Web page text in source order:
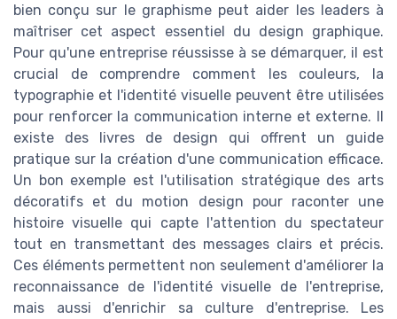
bien conçu sur le graphisme peut aider les leaders à
maîtriser cet aspect essentiel du design graphique.
Pour qu'une entreprise réussisse à se démarquer, il est
crucial de comprendre comment les couleurs, la
typographie et l'identité visuelle peuvent être utilisées
pour renforcer la communication interne et externe. Il
existe des livres de design qui offrent un guide
pratique sur la création d'une communication efficace.
Un bon exemple est l'utilisation stratégique des arts
décoratifs et du motion design pour raconter une
histoire visuelle qui capte l'attention du spectateur
tout en transmettant des messages clairs et précis.
Ces éléments permettent non seulement d'améliorer la
reconnaissance de l'identité visuelle de l'entreprise,
mais aussi d'enrichir sa culture d'entreprise. Les